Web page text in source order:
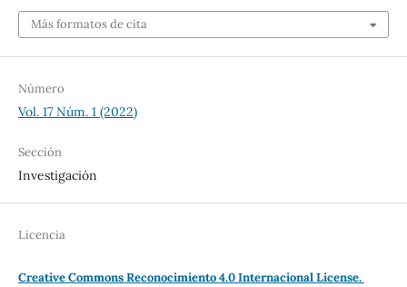
Más formatos de cita
Número
Vol. 17 Núm. 1 (2022)
Sección
Investigación
Licencia
Creative Commons Reconocimiento 4.0 Internacional License.